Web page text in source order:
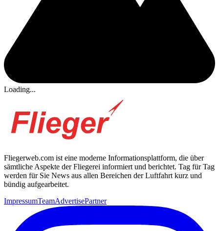
Loading...
Fliegerweb.com ist eine moderne Informationsplattform, die über
sämtliche Aspekte der Fliegerei informiert und berichtet. Tag für Tag
werden für Sie News aus allen Bereichen der Luftfahrt kurz und
bündig aufgearbeitet.
ImpressumTeamAdvertisePartner